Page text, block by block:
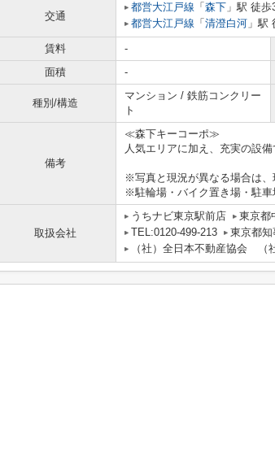
交通
都営大江戸線 「 森下 」駅 徒歩
都営大江戸線 「 清澄白河 」駅
賃料 -
面積
-
種別/構造
マンション / 鉄筋コンクリー
ト
備考
≪森下キーコーポ≫
人気エリアに加え、充実の設
※写真と現況が異なる場合は、
※駐輪場・バイク置き場・駐車
取扱会社
うちナビ東京駅前店
東京都
TEL:0120-499-213
東京都知
（社）全日本不動産協会 （